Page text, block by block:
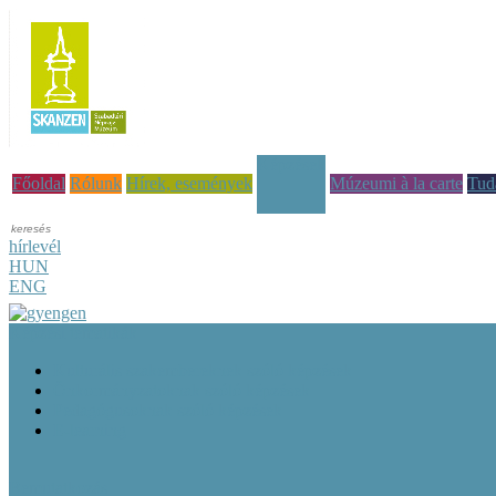
Főoldal Rólunk Hírek, események
Múzeumi à la carte
hírlevél
HUN
ENG